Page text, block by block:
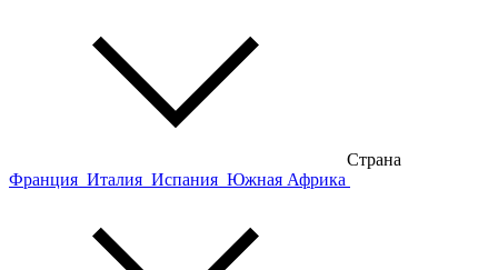
Страна
Франция Италия Испания Южная Африка